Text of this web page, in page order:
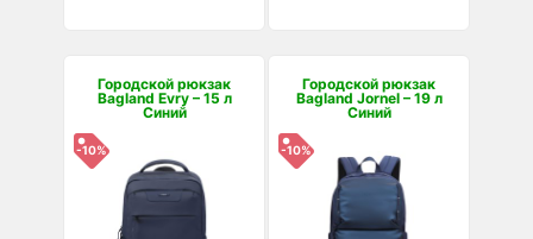
Городской рюкзак
Bagland Evry – 15 л
Синий
-10%
Городской рюкзак
Bagland Jornel – 19 л
Синий
-10%